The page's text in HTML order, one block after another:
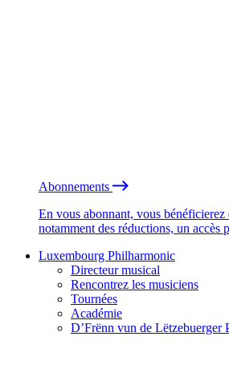
Abonnements
En vous abonnant, vous bénéficierez
notamment des réductions, un accès
Luxembourg Philharmonic
Directeur musical
Rencontrez les musiciens
Tournées
Académie
D’Frënn vun de Lëtzebuerger